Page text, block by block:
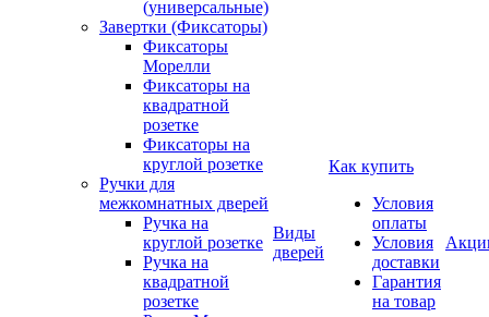
(универсальные)
Завертки (Фиксаторы)
Фиксаторы
Морелли
Фиксаторы на
квадратной
розетке
Фиксаторы на
круглой розетке
Ручки для
межкомнатных дверей
Ручка на
круглой розетке
Ручка на
квадратной
розетке
Виды
дверей
Как купить
Условия
оплаты
Условия
доставки
Гарантия
на товар